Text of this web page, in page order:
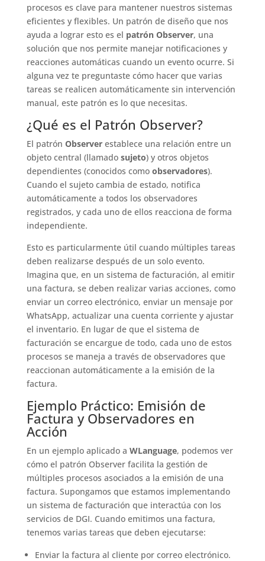
procesos es clave para mantener nuestros sistemas
eficientes y flexibles. Un patrón de diseño que nos
ayuda a lograr esto es el patrón Observer, una
solución que nos permite manejar notificaciones y
reacciones automáticas cuando un evento ocurre. Si
alguna vez te preguntaste cómo hacer que varias
tareas se realicen automáticamente sin intervención
manual, este patrón es lo que necesitas.
¿Qué es el Patrón Observer?
El patrón Observerestablece una relación entre un
objeto central (llamado sujeto) y otros objetos
dependientes (conocidos como observadores).
Cuando el sujeto cambia de estado, notifica
automáticamente a todos los observadores
registrados, y cada uno de ellos reacciona de forma
independiente.
Esto es particularmente útil cuando múltiples tareas
deben realizarse después de un solo evento.
Imagina que, en un sistema de facturación, al emitir
una factura, se deben realizar varias acciones, como
enviar un correo electrónico, enviar un mensaje por
WhatsApp, actualizar una cuenta corriente y ajustar
el inventario. En lugar de que el sistema de
facturación se encargue de todo, cada uno de estos
procesos se maneja a través de observadores que
reaccionan automáticamente a la emisión de la
factura.
Ejemplo Práctico: Emisión de
Factura y Observadores en
Acción
En un ejemplo aplicado a WLanguage, podemos ver
cómo el patrón Observer facilita la gestión de
múltiples procesos asociados a la emisión de una
factura. Supongamos que estamos implementando
un sistema de facturación que interactúa con los
servicios de DGI. Cuando emitimos una factura,
tenemos varias tareas que deben ejecutarse:
Enviar la factura al cliente por correo electrónico.